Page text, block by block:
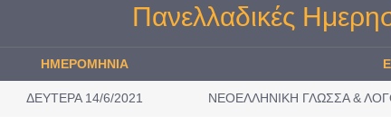
Πανελλαδικές
ΗΜΕΡΟMHNIA
ΔΕΥΤΕΡΑ 14/6/2021 ΝΕΟΕΛΛΗΝΙΚΗ ΓΛΩΣΣΑ &